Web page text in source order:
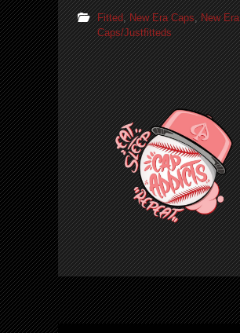
Fitted,New Era Caps,New Era
Caps/Justfitteds